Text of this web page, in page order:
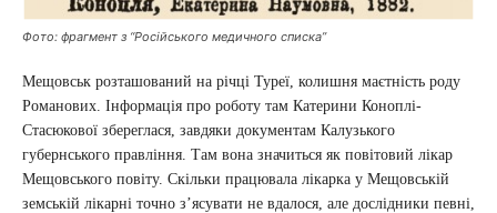
Фото: фрагмент з “Російського медичного списка”
Мещовськ розташований на річці Туреї, колишня маєтність роду
Романових. Інформація про роботу там Катерини Коноплі-
Стасюкової збереглася, завдяки документам Калузького
губернського правління. Там вона значиться як повітовий лікар
Мещовського повіту. Скільки працювала лікарка у Мещовській
земській лікарні точно з’ясувати не вдалося, але дослідники певні,